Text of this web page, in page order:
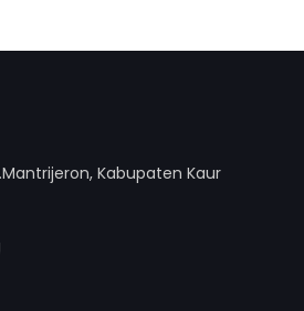
Kabupaten Kaur